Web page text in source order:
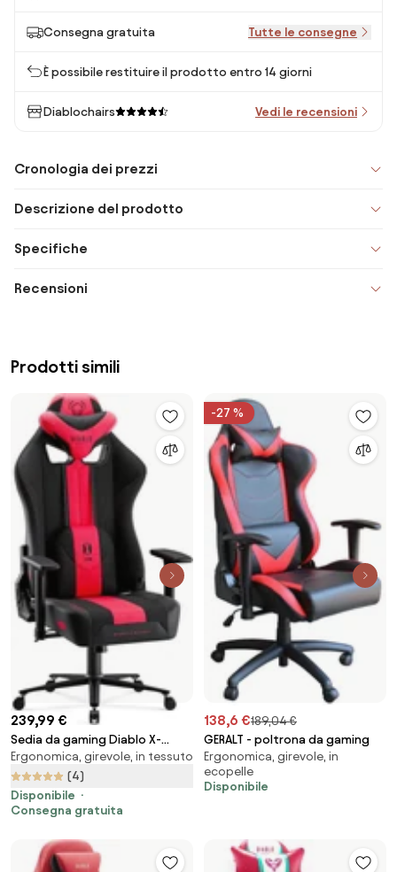
Consegna gratuita Tutte le consegne
È possibile restituire il prodotto entro 14 giorni
Diablochairs Vedi le recensioni
Cronologia dei prezzi
Descrizione del prodotto
Specifiche
Recensioni
Prodotti simili
239,99 €
Sedia da gaming Diablo X-
Player 2.0 In Materiale King Size:
Cremisi-Antracite
Ergonomica, girevole, in tessuto
(4)
Disponibile
Consegna gratuita
-27 %
138,6 €189,04 €
GERALT - poltrona da gaming
Ergonomica, girevole, in
ecopelle
Disponibile